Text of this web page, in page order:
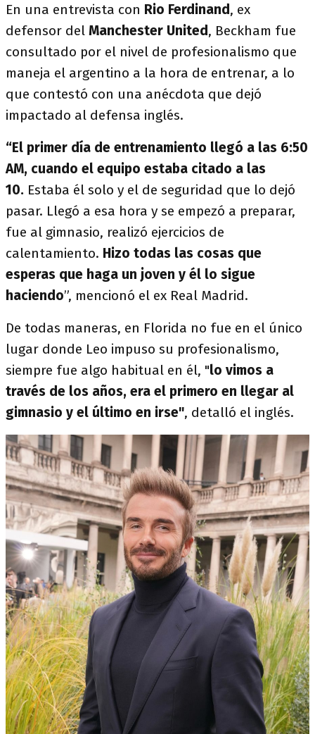
En una entrevista con Rio Ferdinand, ex
defensor del Manchester United, Beckham fue
consultado por el nivel de profesionalismo que
maneja el argentino a la hora de entrenar, a lo
que contestó con una anécdota que dejó
impactado al defensa inglés.
“El primer día de entrenamiento llegó a las 6:50
AM, cuando el equipo estaba citado a las
10. Estaba él solo y el de seguridad que lo dejó
pasar. Llegó a esa hora y se empezó a preparar,
fue al gimnasio, realizó ejercicios de
calentamiento. Hizo todas las cosas que
esperas que haga un joven y él lo sigue
haciendo”, mencionó el ex Real Madrid.
De todas maneras, en Florida no fue en el único
lugar donde Leo impuso su profesionalismo,
siempre fue algo habitual en él, "lo vimos a
través de los años, era el primero en llegar al
gimnasio y el último en irse", detalló el inglés.